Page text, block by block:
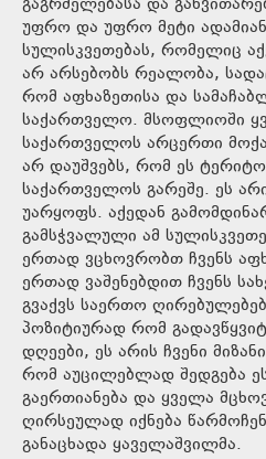
უფრო და უფრო მეტი
სულისკვეთებას, რომელიც
არ არსებობს რეალობა,
რომ აფხაზეთისა და
საქართველო. მსოფლიოში
საქართველოს არცერთი
არ დაუშვებს, რომ ეს
საქართველოს გარეშე. ეს
უარყოფს. აქედან
გამსჭვალული ამ
ერთად ვცხოვრობთ ჩვენს
ერთად ვაშენებდით ჩვენს
გვაქვს საერთო
პოზიტიურად რომ
დღეები, ეს არის ჩვენი
რომ აუცილებლად შედგება
გაერთიანება და ყველა
ღირსეულად იქნება
განაცხადა ყაველაშვილმა.